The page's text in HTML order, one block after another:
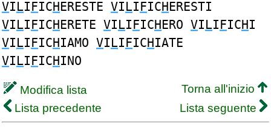
VILIFICHERESTE VILIFICHERESTI
VILIFICHERETE VILIFICHERO VILIFICHI
VILIFICHIAMO VILIFICHIATE
VILIFICHINO
Modifica lista
Torna all'inizio
Lista precedente
Lista seguente